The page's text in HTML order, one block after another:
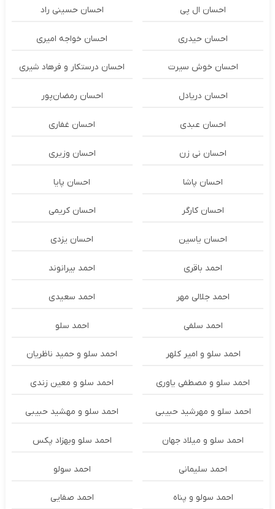
احسان ال پی احسان حسینی راد
احسان حیدری احسان خواجه امیری
احسان خوش سیرت احسان درستكار و فرهاد شيرى
احسان دریادل احسان رمضان‌پور
احسان عبدی احسان غفاری
احسان نی زن احسان وزیری
احسان پاشا احسان پایا
احسان کارگر احسان کریمی
احسان یاسین احسان یزدی
احمد باقری احمد بیرانوند
احمد جلالی مهر احمد سعیدی
احمد سلفی احمد سلو
احمد سلو و امیر کلهر احمد سلو و حمید ناظریان
احمد سلو و مصطفی یاوری احمد سلو و معین زندی
احمد سلو و مهرشید حبیبی احمد سلو و مهشید حبیبی
احمد سلو و میلاد جهان احمد سلو وبهزاد پکس
احمد سلیمانی احمد سولو
احمد سولو و پناه احمد صفایی